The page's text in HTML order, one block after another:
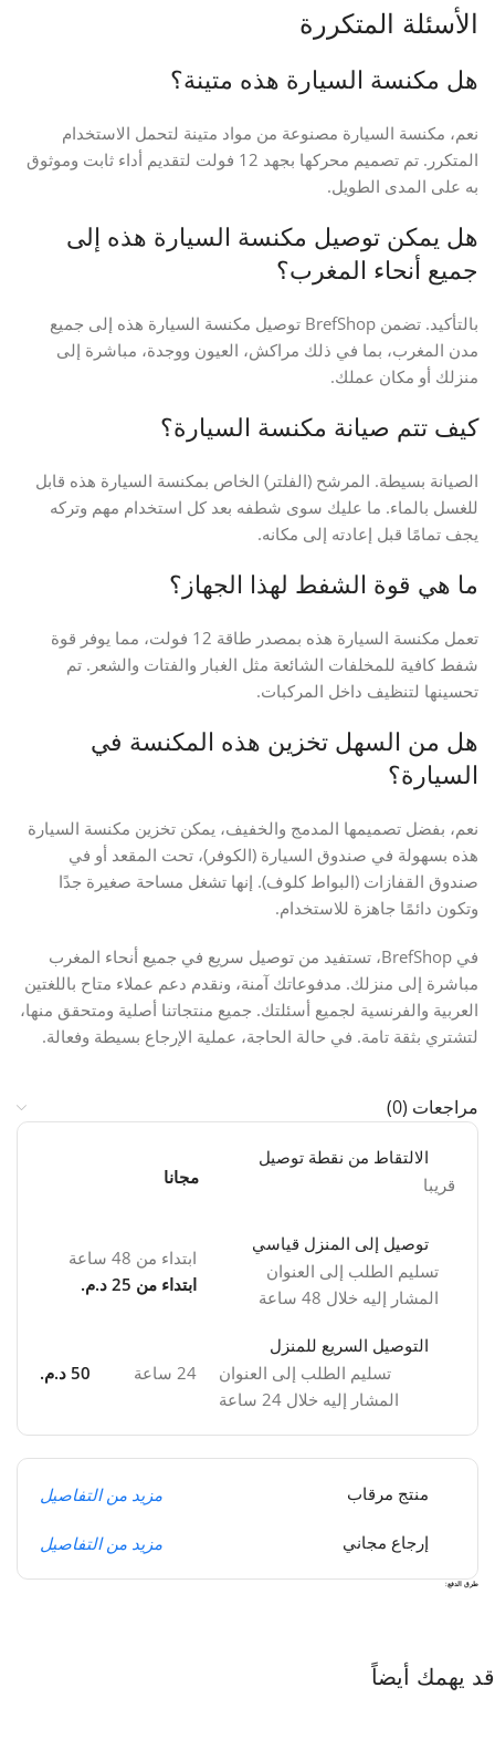
الأسئلة المتكررة
هل مكنسة السيارة هذه متينة؟
نعم، مكنسة السيارة مصنوعة من مواد متينة لتحمل الاستخدام
المتكرر. تم تصميم محركها بجهد 12 فولت لتقديم أداء ثابت وموثوق
به على المدى الطويل.
هل يمكن توصيل مكنسة السيارة هذه إلى
جميع أنحاء المغرب؟
بالتأكيد. تضمن BrefShop توصيل مكنسة السيارة هذه إلى جميع
مدن المغرب، بما في ذلك مراكش، العيون ووجدة، مباشرة إلى
منزلك أو مكان عملك.
كيف تتم صيانة مكنسة السيارة؟
الصيانة بسيطة. المرشح (الفلتر) الخاص بمكنسة السيارة هذه قابل
للغسل بالماء. ما عليك سوى شطفه بعد كل استخدام مهم وتركه
يجف تمامًا قبل إعادته إلى مكانه.
ما هي قوة الشفط لهذا الجهاز؟
تعمل مكنسة السيارة هذه بمصدر طاقة 12 فولت، مما يوفر قوة
شفط كافية للمخلفات الشائعة مثل الغبار والفتات والشعر. تم
تحسينها لتنظيف داخل المركبات.
هل من السهل تخزين هذه المكنسة في
السيارة؟
نعم، بفضل تصميمها المدمج والخفيف، يمكن تخزين مكنسة السيارة
هذه بسهولة في صندوق السيارة (الكوفر)، تحت المقعد أو في
صندوق القفازات (البواط كلوف). إنها تشغل مساحة صغيرة جدًا
وتكون دائمًا جاهزة للاستخدام.
في BrefShop، تستفيد من توصيل سريع في جميع أنحاء المغرب
مباشرة إلى منزلك. مدفوعاتك آمنة، ونقدم دعم عملاء متاح باللغتين
العربية والفرنسية لجميع أسئلتك. جميع منتجاتنا أصلية ومتحقق منها،
لتشتري بثقة تامة. في حالة الحاجة، عملية الإرجاع بسيطة وفعالة.
مراجعات (0)
الالتقاط من نقطة توصيل
قريبا مجانا
توصيل إلى المنزل قياسي
تسليم الطلب إلى العنوان
المشار إليه خلال 48 ساعة
ابتداء من 48 ساعة
ابتداء من 25 د.م.
التوصيل السريع للمنزل
تسليم الطلب إلى العنوان
المشار إليه خلال 24 ساعة
24 ساعة 50 د.م.
منتج مرقاب مزيد من التفاصيل
إرجاع مجاني مزيد من التفاصيل
طرق الدفع:
قد يهمك أيضاً